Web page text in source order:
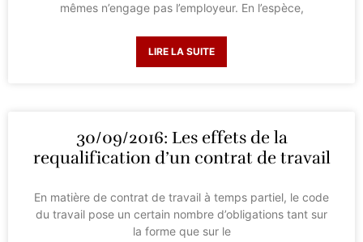
mêmes n’engage pas l’employeur. En l’espèce,
LIRE LA SUITE
30/09/2016: Les effets de la
requalification d’un contrat de travail
En matière de contrat de travail à temps partiel, le code
du travail pose un certain nombre d’obligations tant sur
la forme que sur le